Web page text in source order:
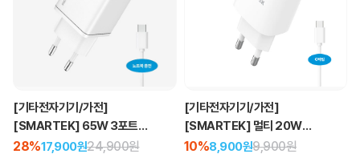
[기타전자기기/가전]
[SMARTEK] 65W 3포트
PPS 초고속 GaN 충전기
28%17,900원24,900원
[기타전자기기/가전]
[SMARTEK] 멀티 20W
2포트 PD GAN 고속 충전기
10%8,900원9,900원